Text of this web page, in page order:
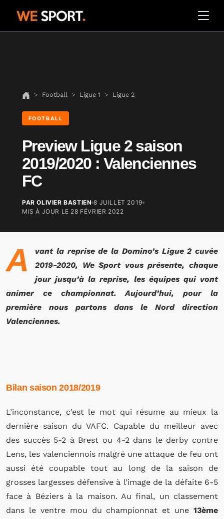
Football Ligue 1 Ligue 2
FOOTBALL
Preview Ligue 2 saison
2019/2020 : Valenciennes
FC
PAR OLIVIER BASTIEN 8 JUILLET 2019
MIS À JOUR LE 28 FÉVRIER 2022
A
vant la reprise de la Domino’s Ligue 2 cuvée
2019-2020, We Sport vous présente, chaque
jour jusqu’à la reprise, les équipes qui vont
animer ce championnat. Aujourd’hui, pour la
première nous partons dans le Nord direction
Valenciennes.
Bilan saison 2018/2019
L’inconstance, c’est le mot qui résume au mieux la
dernière saison du VAFC. Capable du meilleur avec
des succès 5-2 à Brest ou 4-2 dans le derby contre
Lens, les valenciennois malgré une attaque de feu ont
aussi été coupable tout au long de la saison de
grosses largesses défensive à l’image de la défaite 6-5
face à Béziers à la maison. Au final, un classement
dans le ventre mou du championnat et une 13ème